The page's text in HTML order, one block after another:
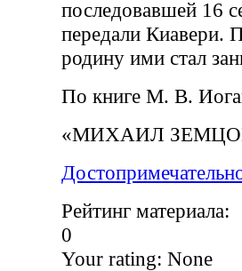
последовавшей 16
передали Киавери.
родину ими стал
По книге М. В.
«МИХАИЛ
Рейтинг материала:
0
Your rating: None